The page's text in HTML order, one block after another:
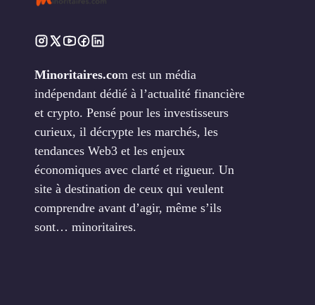
Minoritaires.com est un média
indépendant dédié à l’actualité financière
et crypto. Pensé pour les investisseurs
curieux, il décrypte les marchés, les
tendances Web3 et les enjeux
économiques avec clarté et rigueur. Un
site à destination de ceux qui veulent
comprendre avant d’agir, même s’ils
sont… minoritaires.